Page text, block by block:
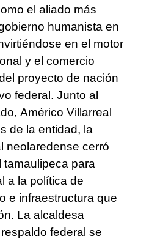
el aliado más
humanista en
en el motor
y el comercio
proyecto de nación
federal. Junto al
Américo Villarreal
de la entidad, la
neolaredense cerró
tamaulipeca para
a la política de
e infraestructura que
La alcaldesa
federal se